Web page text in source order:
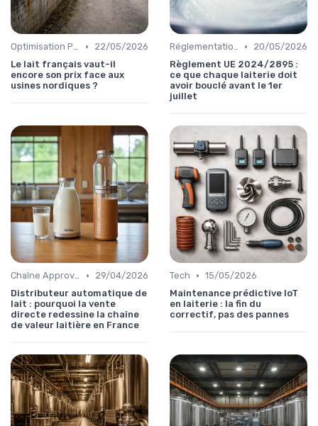
Optimisation Production •
22/05/2026
Le lait français vaut-il
encore son prix face aux
usines nordiques ?
Réglementations & Conformité •
20/05/2026
Règlement UE 2024/2895 :
ce que chaque laiterie doit
avoir bouclé avant le 1er
juillet
Chaîne Approvisionnement •
29/04/2026
Distributeur automatique de
lait : pourquoi la vente
directe redessine la chaîne
de valeur laitière en France
Tech • 15/05/2026
Maintenance prédictive IoT
en laiterie : la fin du
correctif, pas des pannes